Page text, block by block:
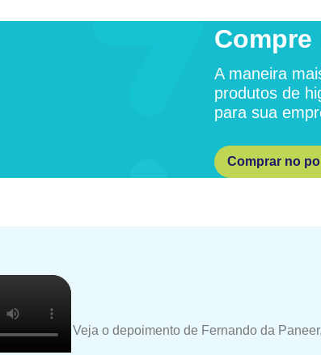
Compre
A maneira
produtos de
para sua
Comprar no
Veja o depoimento de Fernando da